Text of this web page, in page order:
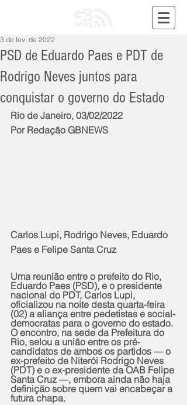
PSD de Eduardo Paes e PDT de
Rodrigo Neves juntos para
conquistar o governo do Estado
3 de fev. de 2022
Rio de Janeiro, 03/02/2022
Por Redação GBNEWS
Carlos Lupi, Rodrigo Neves, Eduardo
Paes e Felipe Santa Cruz
Uma reunião entre o prefeito do Rio,
Eduardo Paes (PSD), e o presidente
nacional do PDT, Carlos Lupi,
oficializou na noite desta quarta-feira
(02) a aliança entre pedetistas e social-
democratas para o governo do estado.
O encontro, na sede da Prefeitura do
Rio, selou a união entre os pré-
candidatos de ambos os partidos — o
ex-prefeito de Niterói Rodrigo Neves
(PDT) e o ex-presidente da OAB Felipe
Santa Cruz —, embora ainda não haja
definição sobre quem vai encabeçar a
futura chapa.